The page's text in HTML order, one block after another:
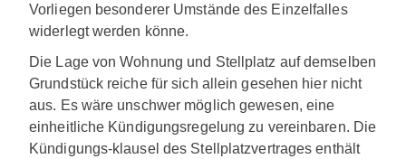
Vorliegen besonderer Umstände des Einzelfalles
widerlegt werden könne.
Die Lage von Wohnung und Stellplatz auf demselben
Grundstück reiche für sich allein gesehen hier nicht
aus. Es wäre unschwer möglich gewesen, eine
einheitliche Kündigungsregelung zu vereinbaren. Die
Kündigungs-klausel des Stellplatzvertrages enthält